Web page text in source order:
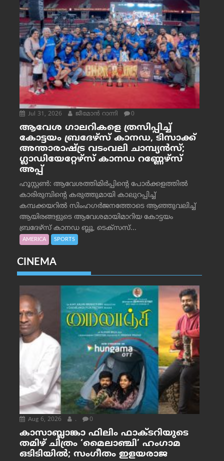
Jul 31, 2026 ജീമോന്‍ റാന്നി 0
ആവേശ ഗാലറികളെ ത്രസിപ്പിച്ച്
കോട്ടയം ബ്രദേഴ്‌സ് കാനഡ, ടിസാക്ക്
അന്താരാഷ്ട്ര വടംവലി ചാമ്പ്യന്‍സ്;
ഗ്ലാഡിയേറ്റേഴ്‌സ് കാനഡ റണ്ണേഴ്‌സ്
അപ്പ്
ഹൂസ്റ്റണ്‍: ആവേശത്തിമിര്‍പ്പിന്റെ പോര്‍ക്കളത്തില്‍
കാരിരുമ്പിന്റെ കരുത്തുമായി കാലുറപ്പിച്ച്
കമ്പക്കയറില്‍ സിംഹഗര്‍ജനത്തോടെ ആഞ്ഞുവലിച്ച്
ആയിരങ്ങളുടെ ആവേശമായിമാറിയ കോട്ടയം
ബ്രദേഴ്‌സ് കാനഡ ബ്ലൂ, ടെക്‌സസ്...
AMERICA SPORTS
CINEMA
Aug 6, 2026 . 0
കാസാബ്ലാങ്കാ ഫിലിം ഫാക്ടറിയുടെ
തമിഴ് ചിത്രം ‘മൈലാഞ്ചി’ ഹംഗാമ
ഒടിടിയിൽ; സംഗീതം ഇളയരാജ